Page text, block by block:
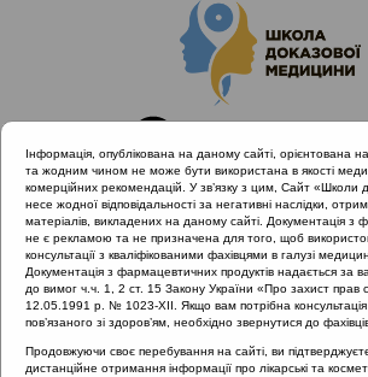
Головна Лектори Кошель Іванна
Інформація, опублікована на даному сайті, орієнтована
та жодним чином не може бути використана в якості
комерційних рекомендацій. У зв’язку з цим, Сайт «Школи
несе жодної відповідальності за негативні наслідки,
матеріалів, викладених на даному сайті. Документація з
не є рекламою та не призначена для того, щоб
консультації з кваліфікованими фахівцями в галузі
Документація з фармацевтичних продуктів надається за
до вимог ч.ч. 1, 2 ст. 15 Закону України «Про захист прав
12.05.1991 р. № 1023-XII. Якщо вам потрібна консультація
пов’язаного зі здоров’ям, необхідно звернутися до
Продовжуючи своє перебування на сайті, ви
дистанційне отримання інформації про лікарські та